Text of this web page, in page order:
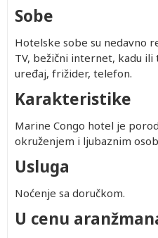
Sobe
Hotelske sobe su nedavno
TV, bežični internet, kadu
uređaj, frižider, telefon.
Karakteristike
Marine Congo hotel je
okruženjem i ljubaznim
Usluga
Noćenje sa doručkom.
U cenu